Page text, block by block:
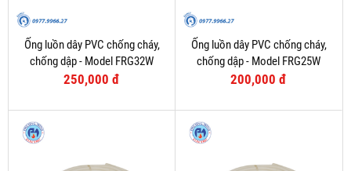
Ống luồn dây PVC chống cháy,
chống dập - Model FRG32W
250,000 đ
Ống luồn dây PVC chống cháy,
chống dập - Model FRG25W
200,000 đ